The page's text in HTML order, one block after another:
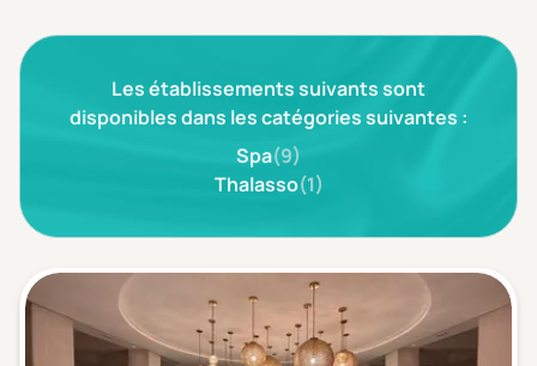
Note de nos clients
D'après notre partenaire Avis-Vérifiés
(0)
Envie de
Bord de mer
Les établissements suivants sont
disponibles dans les catégories suivantes :
Spa(9)
Thalasso(1)